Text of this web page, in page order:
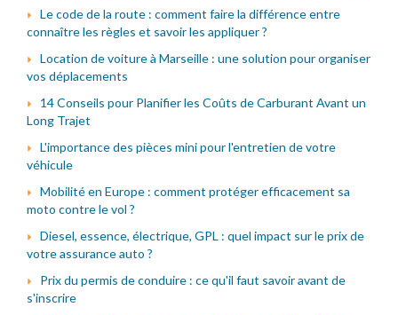
Le code de la route : comment faire la différence entre
connaître les règles et savoir les appliquer ?
Location de voiture à Marseille : une solution pour organiser
vos déplacements
14 Conseils pour Planifier les Coûts de Carburant Avant un
Long Trajet
L'importance des pièces mini pour l'entretien de votre
véhicule
Mobilité en Europe : comment protéger efficacement sa
moto contre le vol ?
Diesel, essence, électrique, GPL : quel impact sur le prix de
votre assurance auto ?
Prix du permis de conduire : ce qu'il faut savoir avant de
s'inscrire